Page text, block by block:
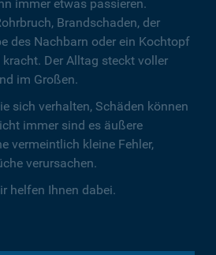
immer etwas passieren.
Brandschaden, der
des Nachbarn oder ein Kochtopf
Der Alltag steckt voller
im Großen.
sich verhalten, Schäden können
immer sind es äußere
vermeintlich kleine Fehler,
verursachen.
helfen Ihnen dabei.